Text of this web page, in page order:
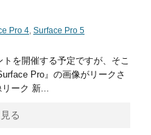
Pro 4, Surface Pro 5
を開催する予定ですが、そこ
Pro』の画像がリークさ
ーク 新...
る